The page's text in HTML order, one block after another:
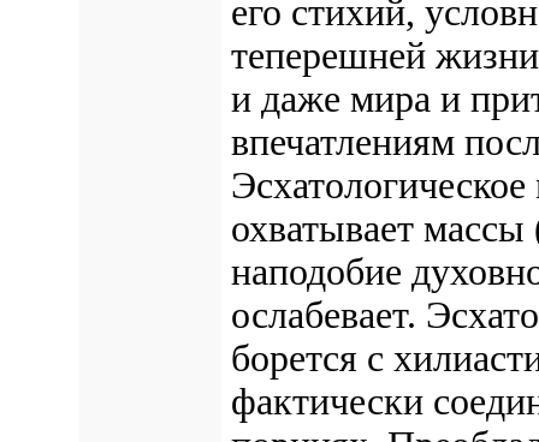
его стихий,
теперешней
и даже мира и
впечатлениям
охватывает
наподобие
ослабевает.
борется с
фактически